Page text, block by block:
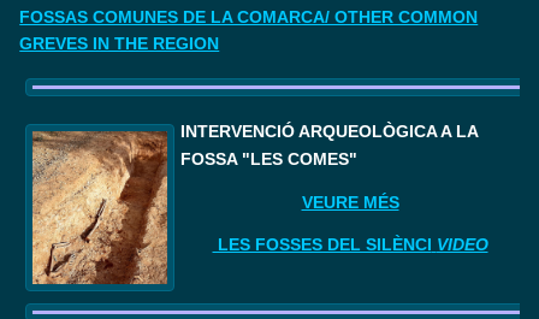
FOSSAS COMUNES DE LA COMARCA/ OTHER COMMON
GREVES IN THE REGION
INTERVENCIÓ ARQUEOLÒGICA A LA
FOSSA "LES COMES"
VEURE MÉS
LES FOSSES DEL SILÈNCI VIDEO